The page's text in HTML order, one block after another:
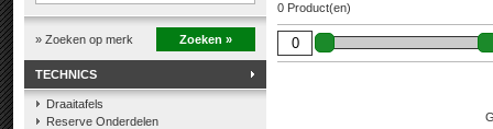
» Zoeken op merk Zoeken »
TECHNICS
Draaitafels
Reserve Onderdelen
0 Product(en)